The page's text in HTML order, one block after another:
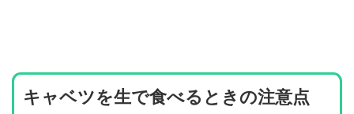
キャベツを生で食べるときの注意点